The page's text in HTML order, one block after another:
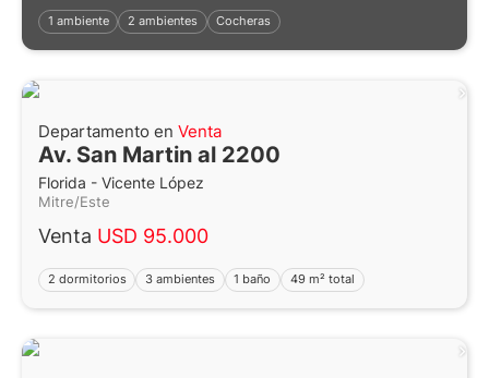
1 ambiente 2 ambientes Cocheras
Departamento en Venta
Av. San Martin al 2200
Florida - Vicente López
Mitre/Este
Venta USD 95.000
2 dormitorios 3 ambientes 1 baño 49 m² total